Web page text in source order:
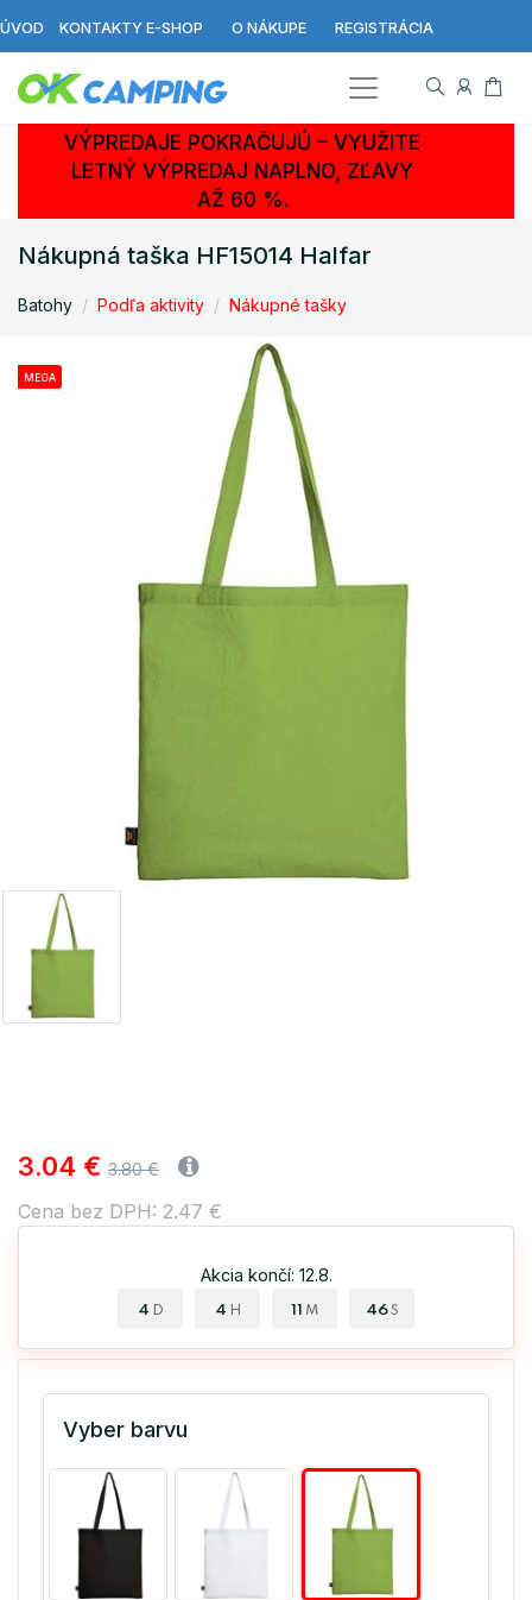
ÚVOD KONTAKTY E-SHOP O NÁKUPE REGISTRÁCIA
VÝPREDAJE POKRAČUJÚ – VYUŽITE
LETNÝ VÝPREDAJ NAPLNO, ZĽAVY
AŽ 60 %.
Nákupná taška HF15014 Halfar
Batohy Podľa aktivity Nákupné tašky
MEGA
3.04 € 3.80 €
Cena bez DPH: 2.47 €
Akcia končí: 12.8.
4 D 4 H 11 M 45 S
Vyber barvu